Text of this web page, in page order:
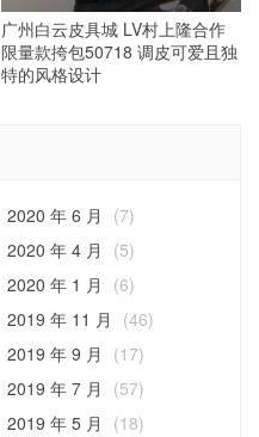
广州白云皮具城 LV村上隆合作
限量款挎包50718 调皮可爱且独
特的风格设计
2020 年 6 月
(7)
2020 年 4 月
(5)
2020 年 1 月
(6)
2019 年 11 月
(46)
2019 年 9 月
(17)
2019 年 7 月
(57)
2019 年 5 月
(18)